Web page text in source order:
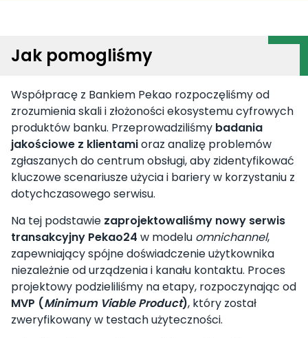
Jak pomogliśmy
Współpracę z Bankiem Pekao rozpoczęliśmy od
zrozumienia skali i złożoności ekosystemu cyfrowych
produktów banku. Przeprowadziliśmy badania
jakościowe z klientamioraz analizę problemów
zgłaszanych do centrum obsługi, aby zidentyfikować
kluczowe scenariusze użycia i bariery w korzystaniu z
dotychczasowego serwisu.
Na tej podstawie zaprojektowaliśmy nowy serwis
transakcyjny Pekao24 w modelu omnichannel,
zapewniający spójne doświadczenie użytkownika
niezależnie od urządzenia i kanału kontaktu. Proces
projektowy podzieliliśmy na etapy, rozpoczynając od
MVP (Minimum Viable Product), który został
zweryfikowany w testach użyteczności.